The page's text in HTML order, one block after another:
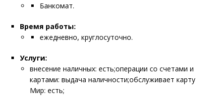
Банкомат.
Время работы:
ежедневно, круглосуточно.
Услуги:
внесение наличных: есть;операции со счетами и
картами: выдача наличности;обслуживает карту
Мир: есть;